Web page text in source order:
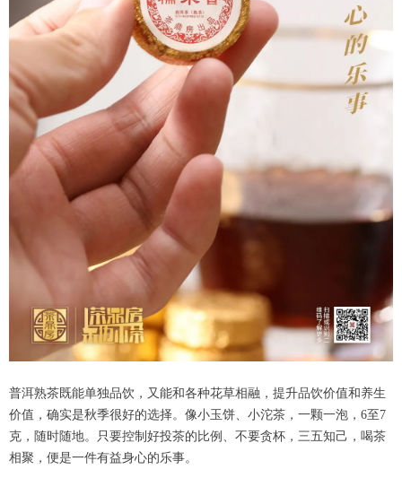
普洱熟茶既能单独品饮，又能和各种花草相融，提升品饮价值和养生
价值，确实是秋季很好的选择。像小玉饼、小沱茶，一颗一泡，6至7
克，随时随地。只要控制好投茶的比例、不要贪杯，三五知己，喝茶
相聚，便是一件有益身心的乐事。